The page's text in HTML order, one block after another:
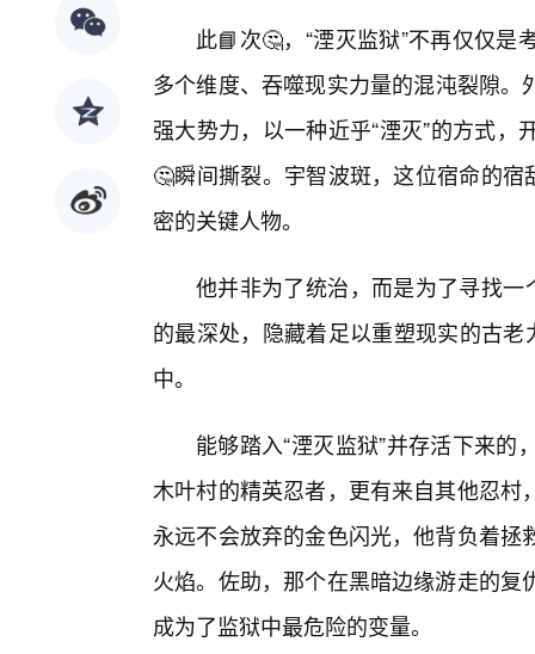
此📘次🤔，“湮灭监狱”不再仅仅
多个维度、吞噬现实力量的混沌裂隙
强大势力，以一种近乎“湮灭”的方式
🤔瞬间撕裂。宇智波斑，这位宿命的
密的关键人物。
他并非为了统治，而是为了寻找
的最深处，隐藏着足以重塑现实的古
中。
能够踏入“湮灭监狱”并存活下来
木叶村的精英忍者，更有来自其他忍
永远不会放弃的金色闪光，他背负着
火焰。佐助，那个在黑暗边缘游走的
成为了监狱中最危险的变量。